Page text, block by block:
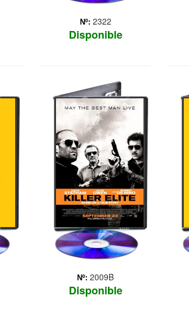
Nº: 2322
Disponible
y
Nº: 2009B
Disponible
ASESINOS DE
ELITE
Tres antiguos miembros de
las fuerzas especiales son
contratados por un jeque
árabe para matar a tres
miembros del SAS
(Servicio Especial Aéreo
británico), culpables de la
muerte de tres de ... Más